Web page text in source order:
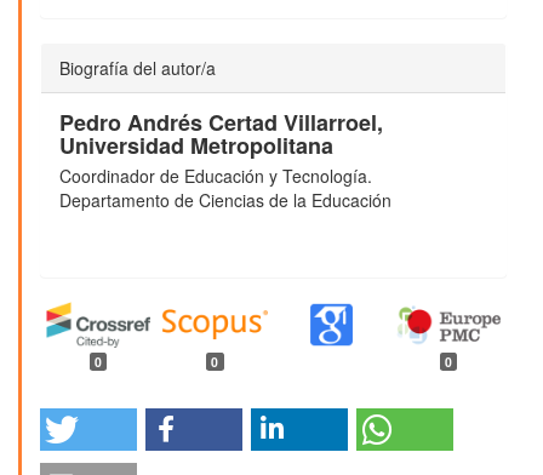
Biografía del autor/a
Pedro Andrés Certad Villarroel,
Universidad Metropolitana
Coordinador de Educación y Tecnología.
Departamento de Ciencias de la Educación
0 0 0